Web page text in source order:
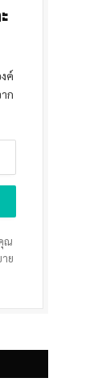
ค์
ก
ณ
าย